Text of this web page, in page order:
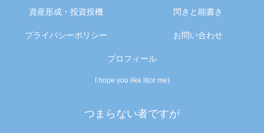
I hope you like it(or me)
つまらない者ですが
資産形成・投資投機 閃きと能書き
プライバシーポリシー お問い合わせ
プロフィール